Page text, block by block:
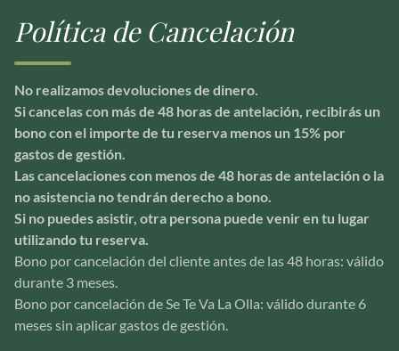
Política de Cancelación
No realizamos devoluciones de dinero.
Si cancelas con más de 48 horas de antelación, recibirás un
bono con el importe de tu reserva menos un 15% por
gastos de gestión.
Las cancelaciones con menos de 48 horas de antelación o la
no asistencia no tendrán derecho a bono.
Si no puedes asistir, otra persona puede venir en tu lugar
utilizando tu reserva.
Bono por cancelación del cliente antes de las 48 horas: válido
durante 3 meses.
Bono por cancelación de Se Te Va La Olla: válido durante 6
meses sin aplicar gastos de gestión.